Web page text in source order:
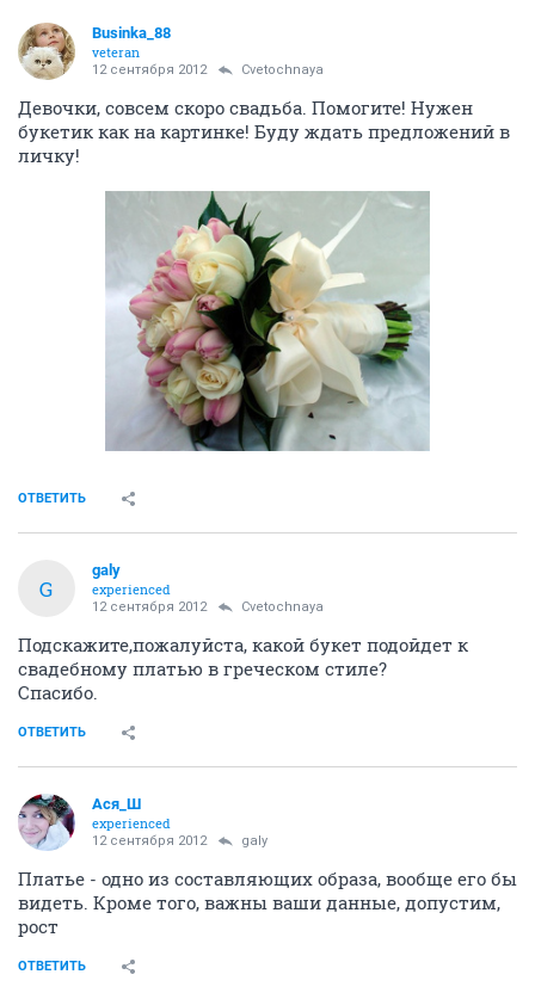
Businka_88
veteran
12 сентября 2012 Cvetochnaya
Девочки, совсем скоро свадьба. Помогите! Нужен
букетик как на картинке! Буду ждать предложений в
личку!
ОТВЕТИТЬ
G
galy
experienced
12 сентября 2012 Cvetochnaya
Подскажите,пожалуйста, какой букет подойдет к
свадебному платью в греческом стиле?
Спасибо.
ОТВЕТИТЬ
Ася_Ш
experienced
12 сентября 2012 galy
Платье - одно из составляющих образа, вообще его бы
видеть. Кроме того, важны ваши данные, допустим,
рост
ОТВЕТИТЬ